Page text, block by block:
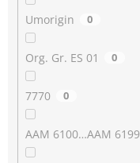
Umorigin 0
Org. Gr. ES 01 0
7770 0
AAM 6100…AAM 6199